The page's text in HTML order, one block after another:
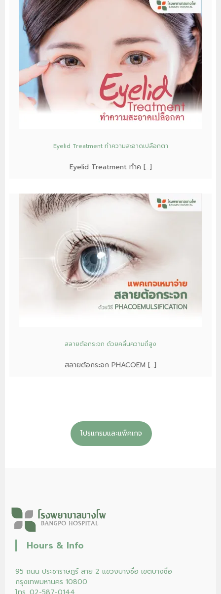
Eyelid Treatment ทำความสะอาดเปลือกตา
Eyelid Treatment ทำค […]
สลายต้อกระจก ด้วยคลื่นความถี่สูง
สลายต้อกระจก PHACOEM […]
โปรแกรมและแพ็คเกจ
Hours & Info
95 ถนน ประชาราษฎร์ สาย 2 แขวงบางซื่อ เขตบางซื่อ
กรุงเทพมหานคร 10800